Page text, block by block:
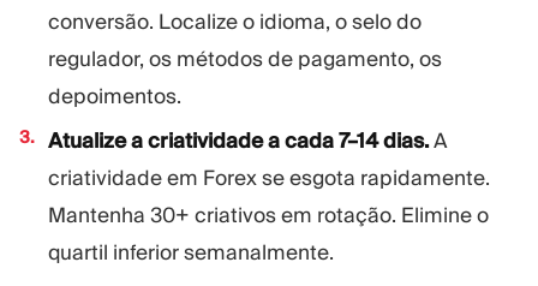
conversão. Localize o idioma, o selo do
regulador, os métodos de pagamento, os
depoimentos.
Atualize a criatividade a cada 7–14 dias.A
criatividade em Forex se esgota rapidamente.
Mantenha 30+ criativos em rotação. Elimine o
quartil inferior semanalmente.